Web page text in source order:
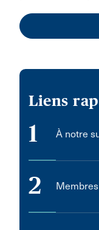
Liens
1 À notre
2 Membres